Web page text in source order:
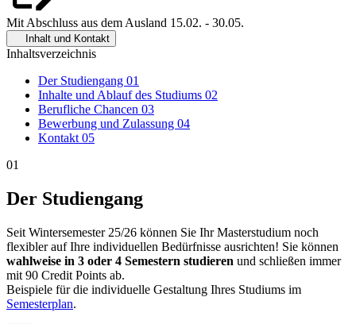
Mit Abschluss aus dem Ausland 15.02. - 30.05.
Inhalt und Kontakt
Inhaltsverzeichnis
Der Studiengang 01
Inhalte und Ablauf des Studiums 02
Berufliche Chancen 03
Bewerbung und Zulassung 04
Kontakt 05
01
Der Studiengang
Seit Wintersemester 25/26 können Sie Ihr Masterstudium noch
flexibler auf Ihre individuellen Bedürfnisse ausrichten! Sie können
wahlweise in 3 oder 4 Semestern studieren und schließen immer
mit 90 Credit Points ab.
Beispiele für die individuelle Gestaltung Ihres Studiums im
Semesterplan.